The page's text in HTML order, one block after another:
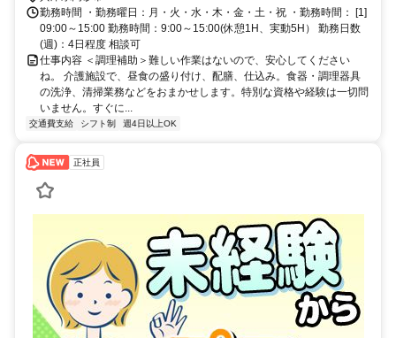
勤務時間 ・勤務曜日：月・火・水・木・金・土・祝 ・勤務時間： [1]
09:00～15:00 勤務時間：9:00～15:00(休憩1H、実動5H） 勤務日数
(週)：4日程度 相談可
仕事内容 ＜調理補助＞難しい作業はないので、安心してください
ね。 介護施設で、昼食の盛り付け、配膳、仕込み。食器・調理器具
の洗浄、清掃業務などをおまかせします。特別な資格や経験は一切問
いません。すぐに...
交通費支給 シフト制 週4日以上OK
正社員